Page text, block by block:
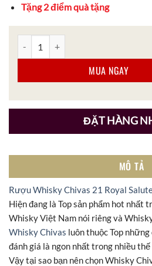
Tặng 2 điểm quà tặng
MUA NGAY
ĐẶT HÀNG
MÔ TẢ
Rượu Whisky Chivas 21 Royal
Hiện đang là Top sản phẩm hot nhất
Whisky Việt Nam nói riêng và
Whisky Chivas luôn thuộc Top
đánh giá là ngon nhất trong nhiều
Vậy tại sao bạn nên chọn Whisky